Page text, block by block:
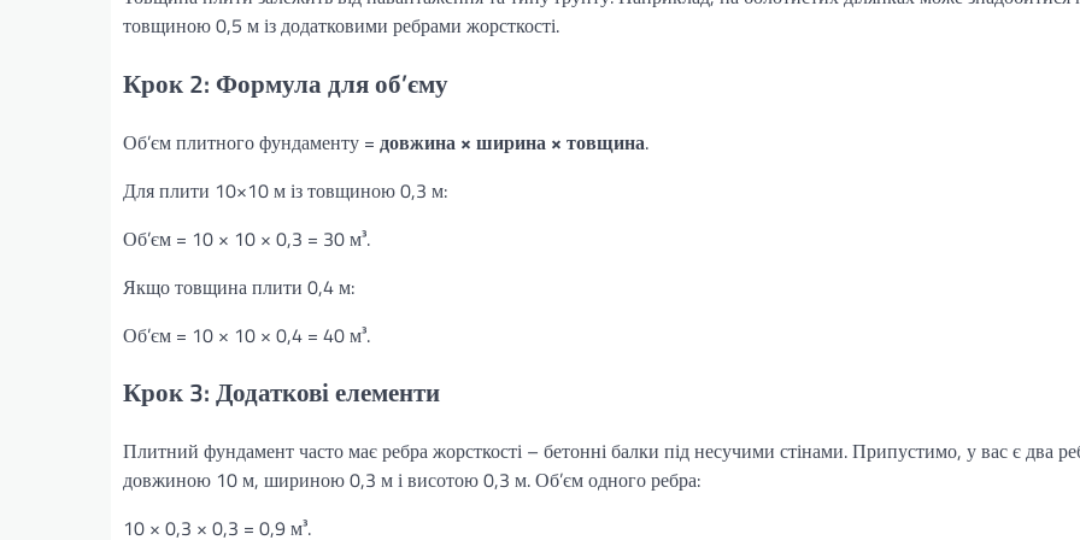
товщиною 0,5 м із додатковими ребрами жорсткості.
Крок 2: Формула для об’єму
Об’єм плитного фундаменту = довжина × ширина × товщина.
Для плити 10×10 м із товщиною 0,3 м:
Об’єм = 10 × 10 × 0,3 = 30 м³.
Якщо товщина плити 0,4 м:
Об’єм = 10 × 10 × 0,4 = 40 м³.
Крок 3: Додаткові елементи
Плитний фундамент часто має ребра жорсткості – бетонні балки під несучими стінами. Припустимо, у вас є два
довжиною 10 м, шириною 0,3 м і висотою 0,3 м. Об’єм одного ребра:
10 × 0,3 × 0,3 = 0,9 м³.